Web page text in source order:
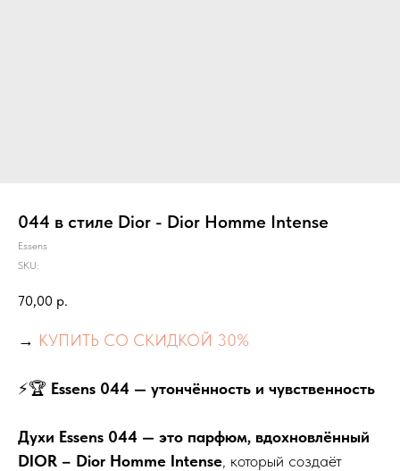
044 в стиле Dior - Dior Homme Intense
Essens
SKU:
70,00 р.
→ КУПИТЬ СО СКИДКОЙ 30%
⚡🏆 Essens 044 — утончённость и чувственность
Духи Essens 044 — это парфюм, вдохновлённый
DIOR – Dior Homme Intense, который создаёт